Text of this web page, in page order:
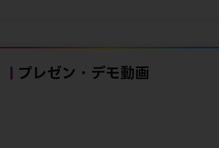
プレゼン・デモ動画